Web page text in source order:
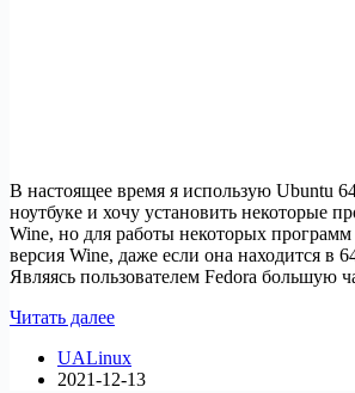
В настоящее время я использую Ubuntu
ноутбуке и хочу установить некоторые
Wine, но для работы некоторых программ
версия Wine, даже если она находится в
Являясь пользователем Fedora большую
Читать далееКак
в
Linux
UALinux
2021-12-13